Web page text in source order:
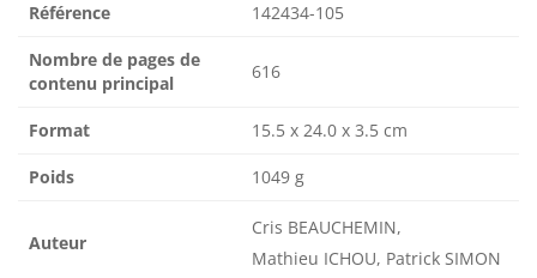
Référence 142434-105
Nombre de pages de
contenu principal
616
Format 15.5 x 24.0 x 3.5 cm
Poids 1049 g
Auteur
Cris BEAUCHEMIN,
Mathieu ICHOU, Patrick SIMON